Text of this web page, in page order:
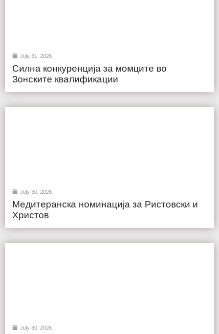
July 31, 2026
Силна конкуренција за момците во
Зонските квалификации
July 30, 2026
Медитеранска номинација за Ристовски и
Христов
July 30, 2026